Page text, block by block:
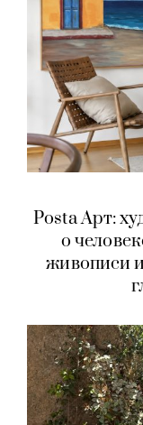
Posta Арт:
о
живописи